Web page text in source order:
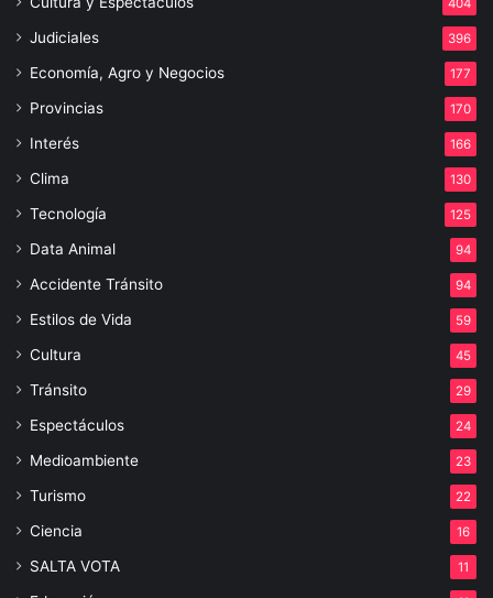
404
Judiciales 396
Economía, Agro y Negocios 177
Provincias 170
Interés 166
Clima 130
Tecnología 125
Data Animal 94
Accidente Tránsito 94
Estilos de Vida 59
Cultura 45
Tránsito 29
Espectáculos 24
Medioambiente 23
Turismo 22
Ciencia 16
SALTA VOTA 11